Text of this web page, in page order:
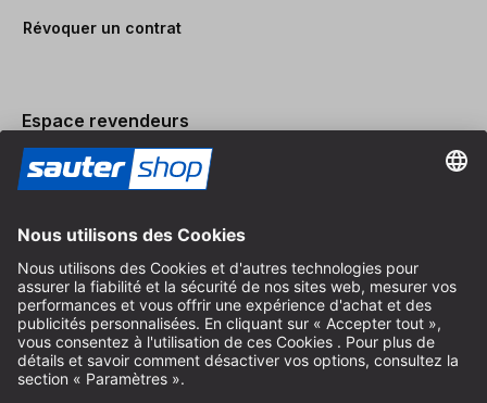
Révoquer un contrat
Espace revendeurs
Devenir revendeur
Mentions légales
Conditions Générales
Protection des Données
Paramètres des Cookies